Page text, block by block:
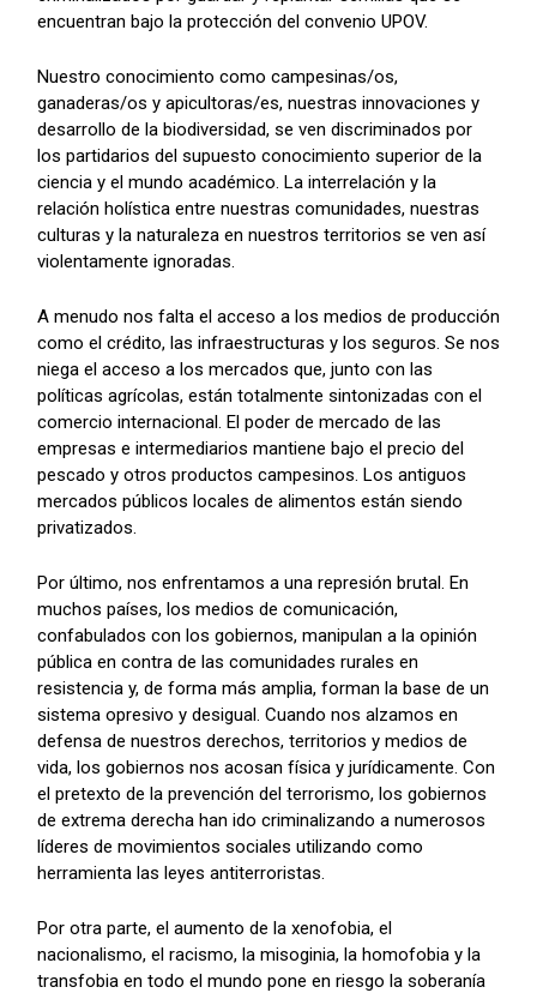
encuentran bajo la protección del convenio UPOV.
Nuestro conocimiento como campesinas/os,
ganaderas/os y apicultoras/es, nuestras innovaciones y
desarrollo de la biodiversidad, se ven discriminados por
los partidarios del supuesto conocimiento superior de la
ciencia y el mundo académico. La interrelación y la
relación holística entre nuestras comunidades, nuestras
culturas y la naturaleza en nuestros territorios se ven así
violentamente ignoradas.
A menudo nos falta el acceso a los medios de producción
como el crédito, las infraestructuras y los seguros. Se nos
niega el acceso a los mercados que, junto con las
políticas agrícolas, están totalmente sintonizadas con el
comercio internacional. El poder de mercado de las
empresas e intermediarios mantiene bajo el precio del
pescado y otros productos campesinos. Los antiguos
mercados públicos locales de alimentos están siendo
privatizados.
Por último, nos enfrentamos a una represión brutal. En
muchos países, los medios de comunicación,
confabulados con los gobiernos, manipulan a la opinión
pública en contra de las comunidades rurales en
resistencia y, de forma más amplia, forman la base de un
sistema opresivo y desigual. Cuando nos alzamos en
defensa de nuestros derechos, territorios y medios de
vida, los gobiernos nos acosan física y jurídicamente. Con
el pretexto de la prevención del terrorismo, los gobiernos
de extrema derecha han ido criminalizando a numerosos
líderes de movimientos sociales utilizando como
herramienta las leyes antiterroristas.
Por otra parte, el aumento de la xenofobia, el
nacionalismo, el racismo, la misoginia, la homofobia y la
transfobia en todo el mundo pone en riesgo la soberanía